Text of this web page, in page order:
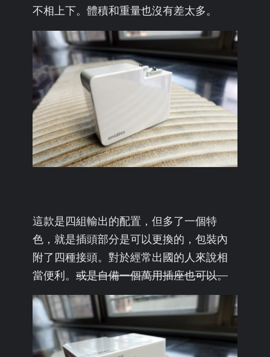
不相上下。體積和重量也沒有差太多。
這款是四組輸出的配置，但多了一個特
色，就是插頭部分是可以更換的，包裝內
附了四種接頭。對於經常出國的人來說相
當便利。或是自備一個萬用插座也可以。